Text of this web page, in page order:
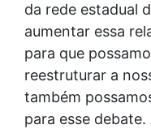
da rede estadual
aumentar essa
para que
reestruturar a
também
para esse